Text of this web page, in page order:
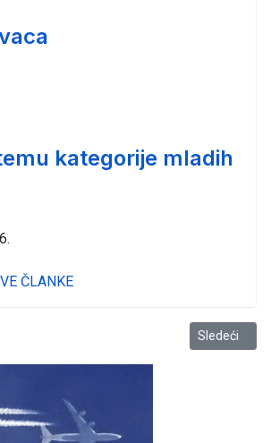
kategorije mladih
ČLANKE
i ostalo Sledeći
Sledeći